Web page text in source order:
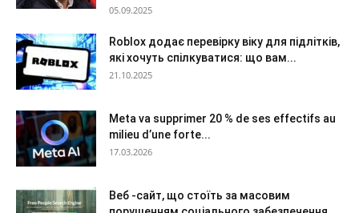
05.09.2025
Roblox додає перевірку віку для підлітків,
які хочуть спілкуватися: що вам...
21.10.2025
Meta va supprimer 20 % de ses effectifs au
milieu d’une forte...
17.03.2026
Веб -сайт, що стоїть за масовим